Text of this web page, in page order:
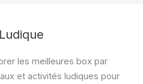
les meilleures box par
et activités ludiques pour